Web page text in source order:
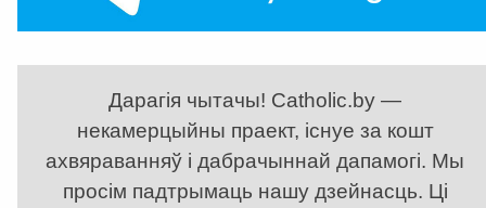
Дарагія чытачы! Catholic.by —
некамерцыйны праект, існуе за кошт
ахвяраванняў і дабрачыннай дапамогі. Мы
просім падтрымаць нашу дзейнасць. Ці